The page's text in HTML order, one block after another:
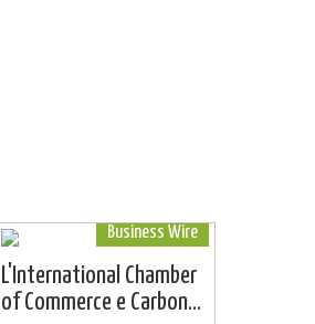
Business Wire
L'International Chamber
of Commerce e Carbon...